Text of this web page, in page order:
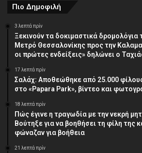
Πιο Δημοφιλή
3 λεπτά πρίν
Ξεκινούν τα δοκιμαστικά δρομολόγια
Μετρό Θεσσαλονίκης προς την
οι πρώτες ενδείξεις» δηλώνει ο
17 λεπτά πρίν
Σαλάχ: Αποθεώθηκε από 25.000
στο «Papara Park», βίντεο και
18 λεπτά πρίν
Πώς έγινε η τραγωδία με την νεκρή
Βούτηξε για να βοηθήσει τη φίλη της
φώναζαν για βοήθεια
21 λεπτά πρίν